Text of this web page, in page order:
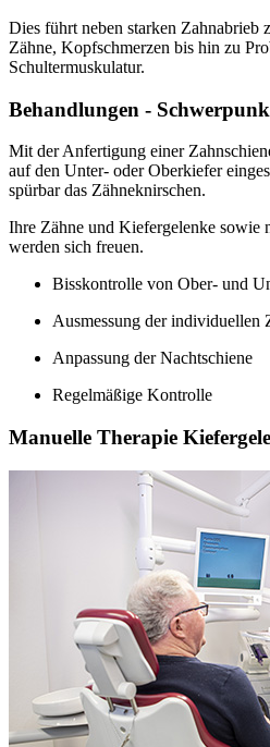
Dies führt neben starken
Zähne, Kopfschmerzen bis hin zu
Schultermuskulatur.
Behandlungen -
Mit der Anfertigung einer
auf den Unter- oder Oberkiefer
spürbar das Zähneknirschen.
Ihre Zähne und Kiefergelenke sowie
werden sich freuen.
Bisskontrolle von Ober- und
Ausmessung der individuellen
Anpassung der Nachtschiene
Regelmäßige Kontrolle
Manuelle Therapie